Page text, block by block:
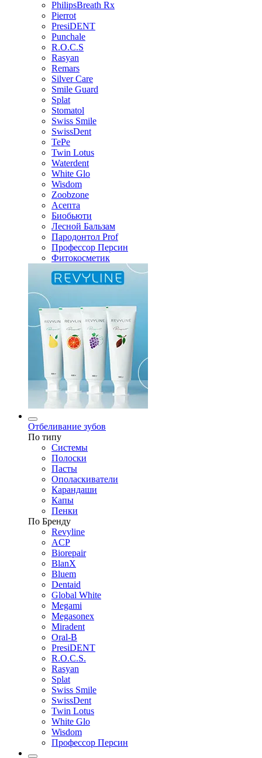
PhilipsBreath Rx
Pierrot
PresiDENT
Punchale
R.O.C.S
Rasyan
Remars
Silver Care
Smile Guard
Splat
Stomatol
Swiss Smile
SwissDent
TePe
Twin Lotus
Waterdent
White Glo
Wisdom
Zoobzone
Асепта
Биобьюти
Лесной Бальзам
Пародонтол Prof
Профессор Персин
Фитокосметик
Отбеливание зубов
По типу
Системы
Полоски
Пасты
Ополаскиватели
Карандаши
Капы
Пенки
По Бренду
Revyline
ACP
Biorepair
BlanX
Bluem
Dentaid
Global White
Megami
Megasonex
Miradent
Oral-B
PresiDENT
R.O.C.S.
Rasyan
Splat
Swiss Smile
SwissDent
Twin Lotus
White Glo
Wisdom
Профессор Персин